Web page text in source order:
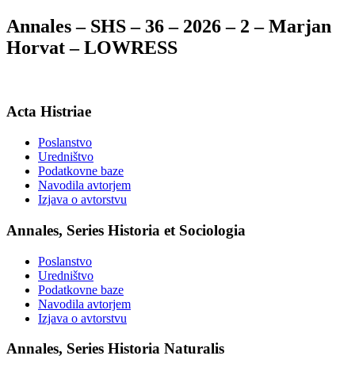
Annales – SHS – 36 – 2026 – 2 – Marjan
Horvat – LOWRESS
Acta Histriae
Poslanstvo
Uredništvo
Podatkovne baze
Navodila avtorjem
Izjava o avtorstvu
Annales, Series Historia et Sociologia
Poslanstvo
Uredništvo
Podatkovne baze
Navodila avtorjem
Izjava o avtorstvu
Annales, Series Historia Naturalis